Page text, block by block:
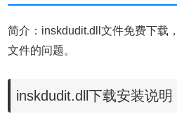
简介：inskdudit.dll文件免费下载
文件的问题。
inskdudit.dll下载安装说明